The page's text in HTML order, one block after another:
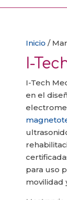
Inicio /
I-
I-Tech
en el
para uso
movilidad